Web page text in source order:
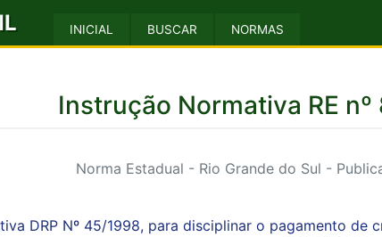
INICIAL BUSCAR NORMAS
Instrução Normativa RE
Norma Estadual - Rio Grande do Sul -
DRP Nº 45/1998, para disciplinar o pagamento